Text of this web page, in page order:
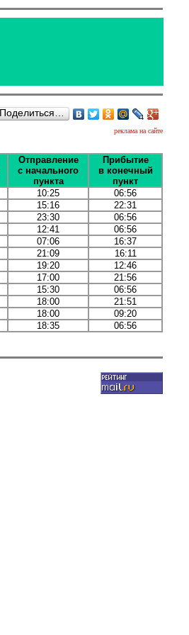
Поделиться…
реклама на сайте
Отправление
с начального
пункта
Прибытие
в конечный
пункт
10:25
06:56
15:16
22:31
23:30
06:56
12:41
06:56
07:06
16:37
21:09
16:11
19:20
12:46
17:00
21:56
15:30
06:56
18:00
21:51
18:00
09:20
18:35 06:56